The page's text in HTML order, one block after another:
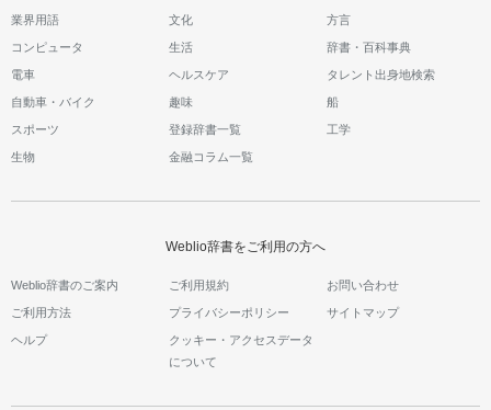
業界用語 文化 方言
コンピュータ 生活 辞書・百科事典
電車 ヘルスケア タレント出身地検索
自動車・バイク 趣味 船
スポーツ 登録辞書一覧 工学
生物 金融コラム一覧
Weblio辞書をご利用の方へ
Weblio辞書のご案内 ご利用規約 お問い合わせ
ご利用方法 プライバシーポリシー サイトマップ
ヘルプ
クッキー・アクセスデータ
について